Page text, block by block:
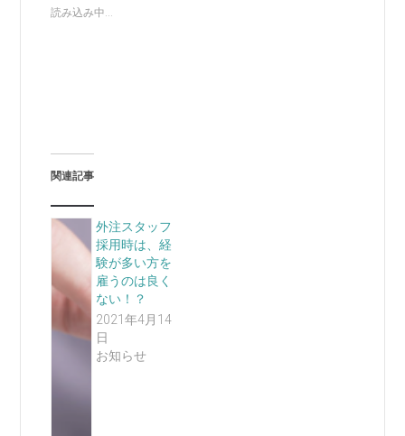
読み込み中...
関連記事
外注スタッフ
採用時は、経
験が多い方を
雇うのは良く
ない！？
2021年4月14
日
お知らせ